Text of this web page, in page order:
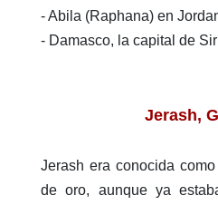
- Abila (Raphana) en
- Damasco, la capital de
Jerash,
Jerash era conocida
de oro, aunque ya